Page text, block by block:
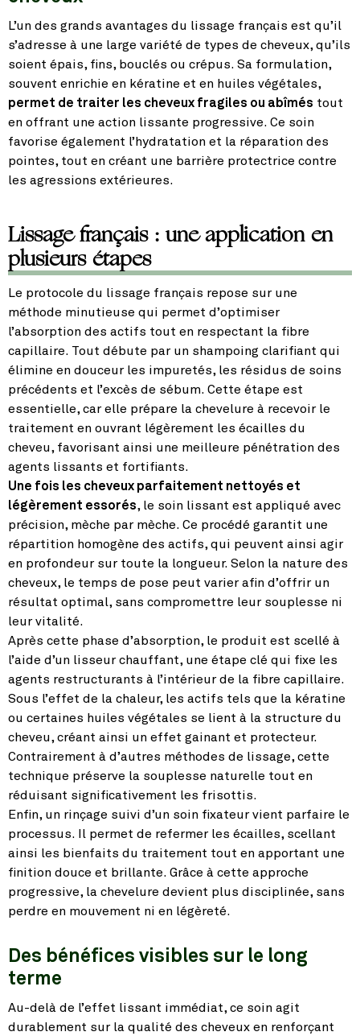
L’un des grands avantages du lissage français est qu’il
s’adresse à une large variété de types de cheveux, qu’ils
soient épais, fins, bouclés ou crépus. Sa formulation,
souvent enrichie en kératine et en huiles végétales,
permet de traiter les cheveux fragiles ou abîmés tout
en offrant une action lissante progressive. Ce soin
favorise également l’hydratation et la réparation des
pointes, tout en créant une barrière protectrice contre
les agressions extérieures.
Lissage français : une application en
plusieurs étapes
Le protocole du lissage français repose sur une
méthode minutieuse qui permet d’optimiser
l’absorption des actifs tout en respectant la fibre
capillaire. Tout débute par un shampoing clarifiant qui
élimine en douceur les impuretés, les résidus de soins
précédents et l’excès de sébum. Cette étape est
essentielle, car elle prépare la chevelure à recevoir le
traitement en ouvrant légèrement les écailles du
cheveu, favorisant ainsi une meilleure pénétration des
agents lissants et fortifiants.
Une fois les cheveux parfaitement nettoyés et
légèrement essorés, le soin lissant est appliqué avec
précision, mèche par mèche. Ce procédé garantit une
répartition homogène des actifs, qui peuvent ainsi agir
en profondeur sur toute la longueur. Selon la nature des
cheveux, le temps de pose peut varier afin d’offrir un
résultat optimal, sans compromettre leur souplesse ni
leur vitalité.
Après cette phase d’absorption, le produit est scellé à
l’aide d’un lisseur chauffant, une étape clé qui fixe les
agents restructurants à l’intérieur de la fibre capillaire.
Sous l’effet de la chaleur, les actifs tels que la kératine
ou certaines huiles végétales se lient à la structure du
cheveu, créant ainsi un effet gainant et protecteur.
Contrairement à d’autres méthodes de lissage, cette
technique préserve la souplesse naturelle tout en
réduisant significativement les frisottis.
Enfin, un rinçage suivi d’un soin fixateur vient parfaire le
processus. Il permet de refermer les écailles, scellant
ainsi les bienfaits du traitement tout en apportant une
finition douce et brillante. Grâce à cette approche
progressive, la chevelure devient plus disciplinée, sans
perdre en mouvement ni en légèreté.
Des bénéfices visibles sur le long
terme
Au-delà de l’effet lissant immédiat, ce soin agit
durablement sur la qualité des cheveux en renforçant